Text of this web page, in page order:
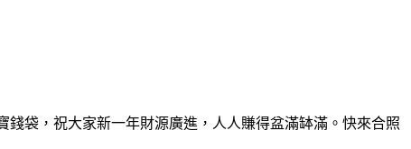
錢袋，祝大家新一年財源廣進，人人賺得盆滿缽滿。快來合照